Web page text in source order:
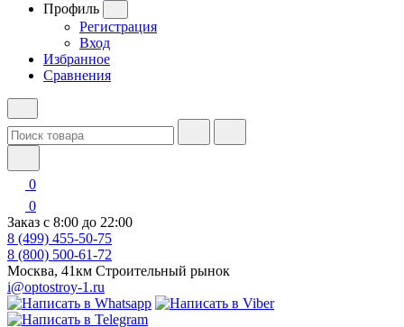
Профиль
Регистрация
Вход
Избранное
Сравнения
0
0
Заказ с 8:00 до 22:00
8 (499) 455-50-75
8 (800) 500-61-72
Москва, 41км Строительный рынок
i@optostroy-1.ru